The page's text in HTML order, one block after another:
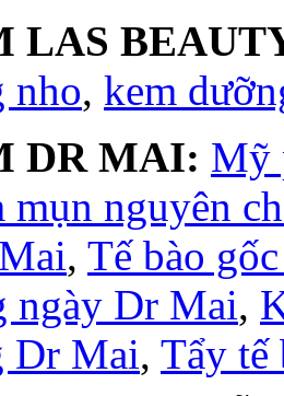
LAS
nho, kem
DR MAI: Mỹ
mụn nguyên
, Tế bào
ngày Dr Mai,
Dr Mai, Tẩy tế